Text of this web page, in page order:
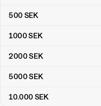
500 SEK
1000SEK
2000SEK
5000SEK
10.000 SEK